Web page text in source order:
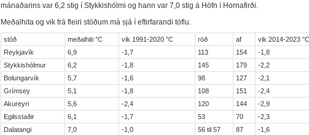
mánaðarins var 6,2 stig í Stykkishólmi og hann var 7,0 stig á Höfn í Hornafirði.
Meðalhita og vik frá fleiri stöðum má sjá í eftirfarandi töflu.
stöð meðalhiti °C vik 1991-2020 °C röð af
vik 2014-2023
Reykjavík
6,9 -1,7 113 154
-1,8
Stykkishólmur
6,2 -1,8 145 179
-2,2
Bolungarvík
5,7 -1,6 98 127
-2,1
Grímsey
5,1 -1,8 108 151
-2,4
Akureyri
5,6 -2,4 120 144
-2,9
Egilsstaðir
6,1 -1,7 53 70
-2,3
Dalatangi
7,0 -1,0 56 til 57 87
-1,6